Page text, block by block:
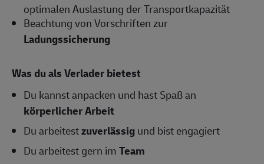
optimalen Auslastung der Transportkapazität
Beachtung von Vorschriften zur
Ladungssicherung
Was du als Verlader bietest
Du kannst anpacken und hast Spaß an
körperlicher Arbeit
Du arbeitestzuverlässigund bist engagiert
Du arbeitest gern imTeam